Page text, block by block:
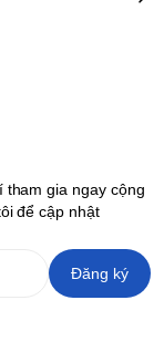
tham gia ngay cộng
để cập nhật
Đăng ký